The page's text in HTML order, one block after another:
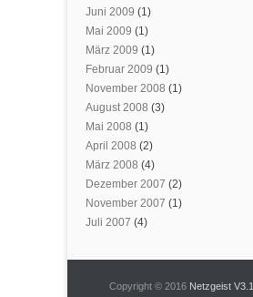
Juni 2009 (1)
Mai 2009 (1)
März 2009 (1)
Februar 2009 (1)
November 2008 (1)
August 2008 (3)
Mai 2008 (1)
April 2008 (2)
März 2008 (4)
Dezember 2007 (2)
November 2007 (1)
Juli 2007 (4)
Copyright © 2016 Netzgeist V3.1